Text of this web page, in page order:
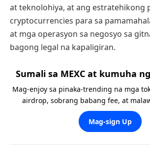
at teknolohiya, at ang estratehikong
cryptocurrencies para sa
at mga operasyon sa negosyo sa
bagong legal na kapaligiran.
Sumali sa MEXC at kumuha ng
Mag-enjoy sa pinaka-trending na mga
airdrop, sobrang babang fee, at
Mag-sign Up